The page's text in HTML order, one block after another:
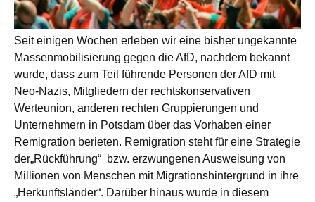
Seit einigen Wochen erleben wir eine bisher ungekannte
Massenmobilisierung gegen die AfD, nachdem bekannt
wurde, dass zum Teil führende Personen der AfD mit
Neo-Nazis, Mitgliedern der rechtskonservativen
Werteunion, anderen rechten Gruppierungen und
Unternehmern in Potsdam über das Vorhaben einer
Remigration berieten. Remigration steht für eine Strategie
der„Rückführung“ bzw. erzwungenen Ausweisung von
Millionen von Menschen mit Migrationshintergrund in ihre
„Herkunftsländer“. Darüber hinaus wurde in diesem